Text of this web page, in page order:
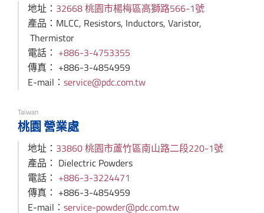
地址： 32668 桃園市楊梅區高獅路566-1號
產品：MLCC, Resistors, Inductors, Varistor,
Thermistor
電話： +886-3-4753355
傳真： +886-3-4854959
E-mail： service@pdc.com.tw
Taiwan
桃園 營業處
地址： 33860 桃園市蘆竹區南山路二段220-1號
產品： Dielectric Powders
電話： +886-3-3224471
傳真： +886-3-4854959
E-mail： service-powder@pdc.com.tw